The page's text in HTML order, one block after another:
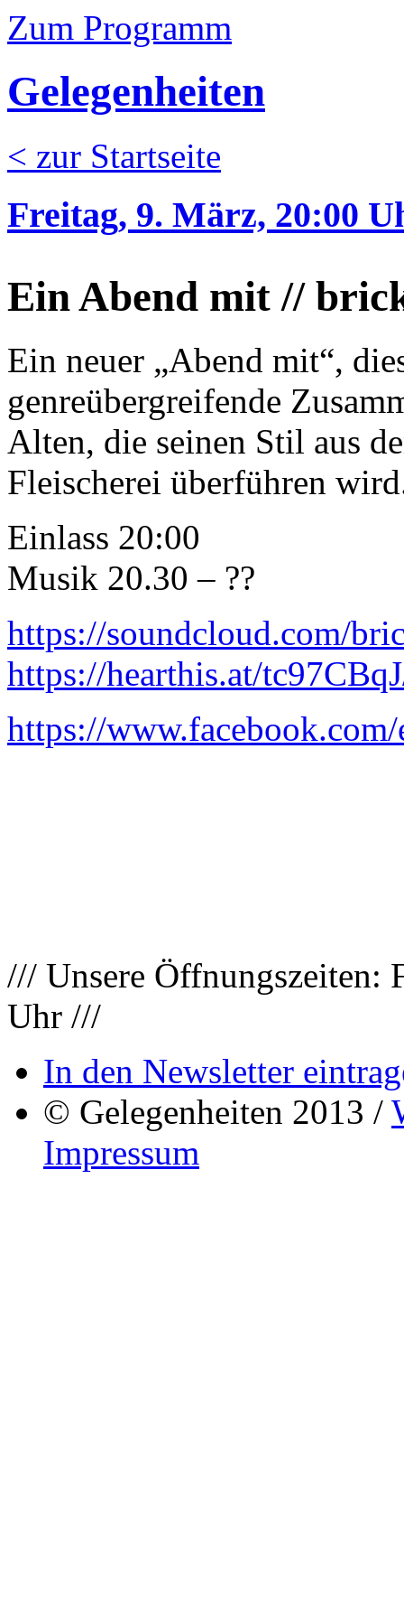
Zum Programm
Gelegenheiten
< zur Startseite
Freitag, 9. März, 20:00
Ein Abend mit //
Ein neuer „Abend mit“,
genreübergreifende
Alten, die seinen Stil aus
Fleischerei überführen
Einlass 20:00
Musik 20.30 – ??
https://soundcloud.com/
https://hearthis.at/
https://
/// Unsere Öffnungszeiten:
Uhr ///
In den Newsletter
© Gelegenheiten 2013 /
Impressum